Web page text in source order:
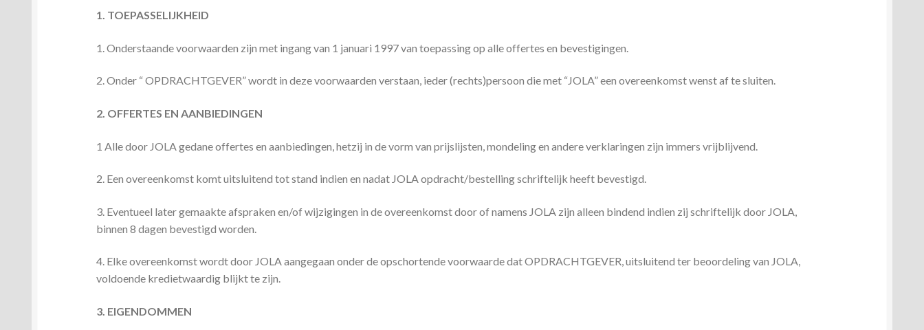
1. TOEPASSELIJKHEID
1. Onderstaande voorwaarden zijn met ingang van 1 januari 1997 van toepassing op alle offertes en bevestigingen.
2. Onder “ OPDRACHTGEVER” wordt in deze voorwaarden verstaan, ieder (rechts)persoon die met “JOLA” een overeenkomst wenst af te sluiten.
2. OFFERTES EN AANBIEDINGEN
1 Alle door JOLA gedane offertes en aanbiedingen, hetzij in de vorm van prijslijsten, mondeling en andere verklaringen zijn immers vrijblijvend.
2. Een overeenkomst komt uitsluitend tot stand indien en nadat JOLA opdracht/bestelling schriftelijk heeft bevestigd.
3. Eventueel later gemaakte afspraken en/of wijzigingen in de overeenkomst door of namens JOLA zijn alleen bindend indien zij schriftelijk door JOLA,
binnen 8 dagen bevestigd worden.
4. Elke overeenkomst wordt door JOLA aangegaan onder de opschortende voorwaarde dat OPDRACHTGEVER, uitsluitend ter beoordeling van JOLA,
voldoende kredietwaardig blijkt te zijn.
3. EIGENDOMMEN